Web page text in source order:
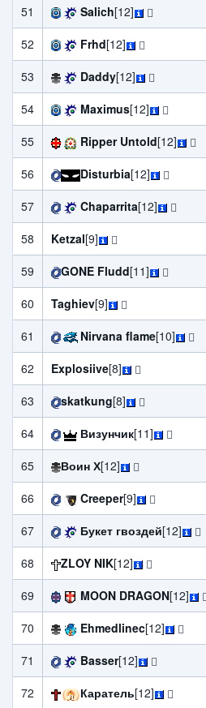
51
Salich[12]
52
Frhd[12]
53
Daddy[12]
54
Maximus[12]
55
Ripper Untold[12]
56
Disturbia[12]
57
Chaparrita[12]
58
Ketzal[9]
59
GONE Fludd[11]
60
Taghiev[9]
61
Nirvana flame[10]
62
Explosiive[8]
63
skatkung[8]
64
Визунчик[11]
65
Воин Х[12]
66
Creeper[9]
67
Букет гвоздей[12]
68
ZLOY NIK[12]
69
MOON DRAGON[12]
70
Ehmedlinec[12]
71
Basser[12]
72
Каратель[12]